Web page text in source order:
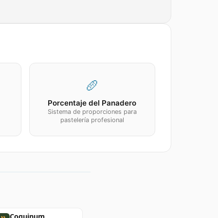
🥖
Porcentaje del Panadero
Sistema de proporciones para
pastelería profesional